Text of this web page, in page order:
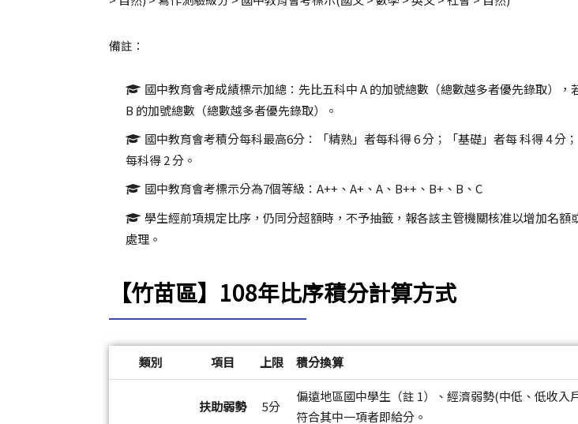
備註：
國中教育會考成績標示加總：先比五科中 A 的加號總數（總數越多者優先錄取），
B 的加號總數（總數越多者優先錄取）。
國中教育會考積分每科最高6分：「精熟」者每科得 6 分；「基礎」者每 科得 4 分
每科得 2 分。
國中教育會考標示分為7個等級：A++、A+、A、B++、B+、B、C
學生經前項規定比序，仍同分超額時，不予抽籤，報各該主管機關核准以增加名額
處理。
【竹苗區】108年比序積分計算方式
類別 項目 上限 積分換算
扶助弱勢 5分
偏遠地區國中學生（註 1）、經濟弱勢(中低、低收入
符合其中一項者即給分。